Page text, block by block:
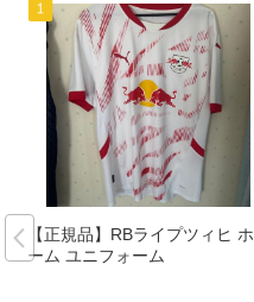
【正規品】RBライプツィヒ ホ
ーム ユニフォーム